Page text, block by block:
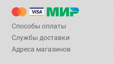
Способы оплаты
Службы доставки
Адреса магазинов